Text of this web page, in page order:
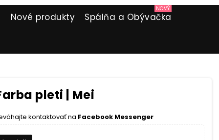
Nové produkty Spálňa a Obývačka
NOVÝ
pleti | Mei
kontaktovať na Facebook Messenger